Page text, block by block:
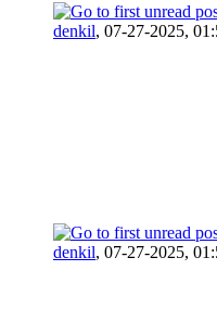
denkil, 07-27-2025,
denkil, 07-27-2025,